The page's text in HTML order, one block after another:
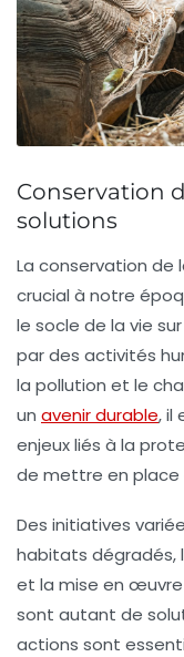
Conservation
solutions
La conservation de
crucial à notre
le socle de la vie
par des activités
la pollution et le
un avenir durable, il
enjeux liés à la
de mettre en place
Des initiatives
habitats dégradés,
et la mise en
sont autant de
actions sont